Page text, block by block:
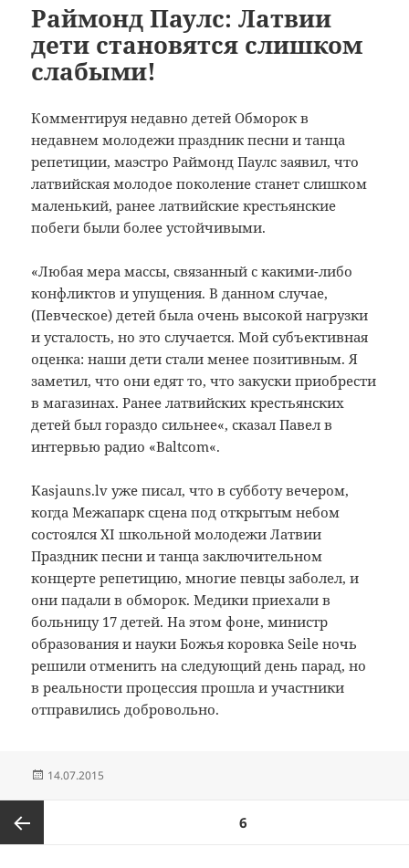
Раймонд Паулс: Латвии
дети становятся слишком
слабыми!
Комментируя недавно детей Обморок в
недавнем молодежи праздник песни и танца
репетиции, маэстро Раймонд Паулс заявил, что
латвийская молодое поколение станет слишком
маленький, ранеелатвийские крестьянские
побеги были более устойчивыми.
«Любаямера массы, связанныйс какими-либо
конфликтов и упущения. В данном случае,
(Певческое) детейбыла очень высокой нагрузки
и усталость,но это случается. Мой субъективная
оценка:наши дети стали менее позитивным. Я
заметил, что они едят то, что закуски приобрести
в магазинах.Ранее латвийских крестьянских
детей был гораздо сильнее«, сказал Павел в
интервью радио «Baltcom«.
Kasjauns.lv уже писал, что в субботу вечером,
когдаМежапарк сцена под открытым небом
состоялся XI школьной молодежи Латвии
Праздник песни и танца заключительном
концерте репетицию,многие певцы заболел, и
онипадали в обморок.Медики приехали в
больницу 17 детей.На этом фоне,министр
образования и науки Божья коровка Seile ночь
решили отменить на следующий день парад, но
в реальности процессия прошла и участники
отправились добровольно.
Опубликовано
14.07.2015
записей
СТРАНИЦА6